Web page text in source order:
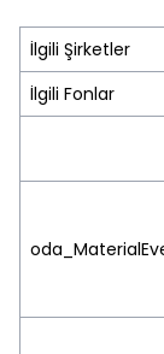
İlgili Şirketler
İlgili Fonlar